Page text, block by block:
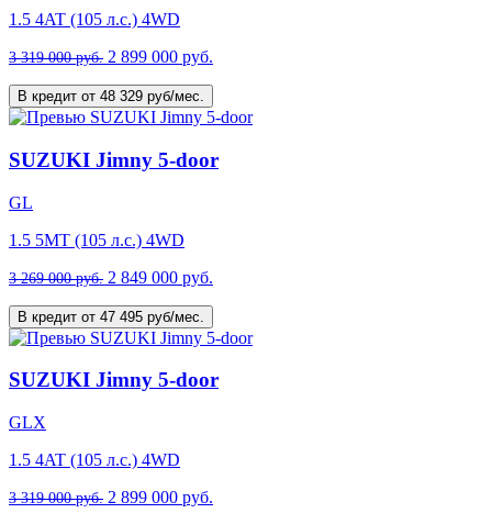
1.5 4AT (105 л.с.) 4WD
3 319 000 руб. 2 899 000 руб.
В кредит от 48 329 руб/мес.
SUZUKI Jimny 5-door
GL
1.5 5MT (105 л.с.) 4WD
3 269 000 руб. 2 849 000 руб.
В кредит от 47 495 руб/мес.
SUZUKI Jimny 5-door
GLX
1.5 4AT (105 л.с.) 4WD
3 319 000 руб. 2 899 000 руб.